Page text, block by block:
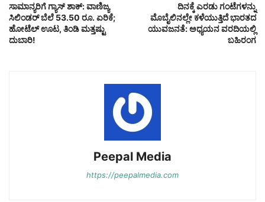
ಸಾಮಾನ್ಯರಿಗೆ ಗ್ಯಾಸ್ ಶಾಕ್: ವಾಣಿಜ್ಯ
ಸಿಲಿಂಡರ್ ಬೆಲೆ 53.50 ರೂ. ಏರಿಕೆ;
ಹೋಟೆಲ್ ಊಟ, ತಿಂಡಿ ಮತ್ತಷ್ಟು
ದುಬಾರಿ!
ದಿನಕ್ಕೆ ಎರಡು ಗಂಟೆಗಳನ್ನು
ಮೊಬೈಲಿನಲ್ಲೇ ಕಳೆಯುತ್ತಿದೆ ಭಾರತದ
ಯುವಜನತೆ: ಅಧ್ಯಯನ ವರದಿಯಲ್ಲಿ
ಬಹಿರಂಗ
Peepal Media
https://peepalmedia.com